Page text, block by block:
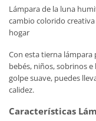
Lámpara de la luna
cambio colorido
hogar
Con esta tierna lámpara
bebés, niños, sobrinos
golpe suave, puedes
calidez.
Características